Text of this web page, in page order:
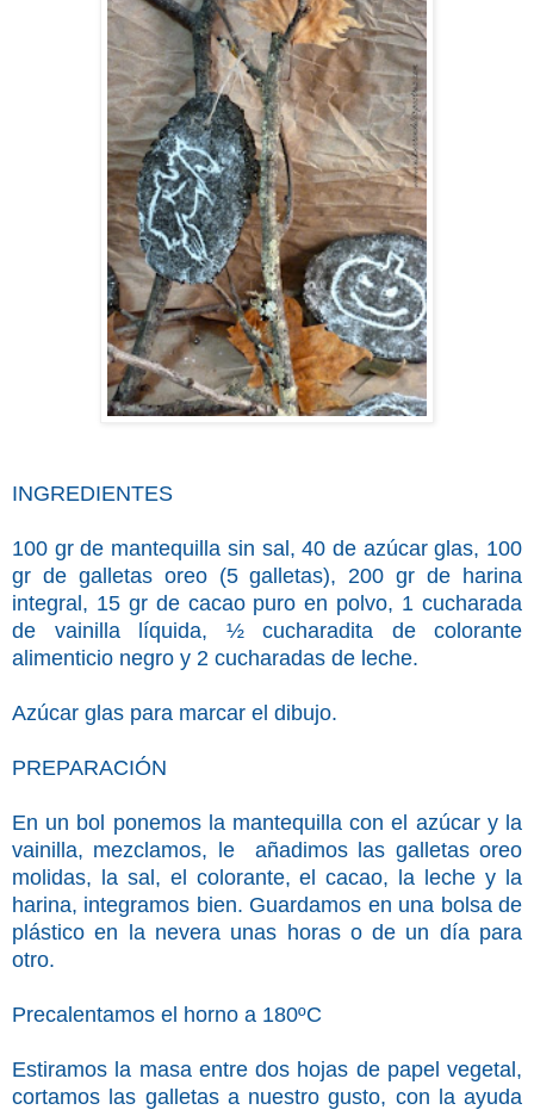
INGREDIENTES
100 gr de mantequilla sin sal, 40 de azúcar glas, 100
gr de galletas oreo (5 galletas), 200 gr de harina
integral, 15 gr de cacao puro en polvo, 1 cucharada
de vainilla líquida, ½ cucharadita de colorante
alimenticio negro y 2 cucharadas de leche.
Azúcar glas para marcar el dibujo.
PREPARACIÓN
En un bol ponemos la mantequilla con el azúcar y la
vainilla, mezclamos, le añadimos las galletas oreo
molidas, la sal, el colorante, el cacao, la leche y la
harina, integramos bien. Guardamos en una bolsa de
plástico en la nevera unas horas o de un día para
otro.
Precalentamos el horno a 180ºC
Estiramos la masa entre dos hojas de papel vegetal,
cortamos las galletas a nuestro gusto, con la ayuda